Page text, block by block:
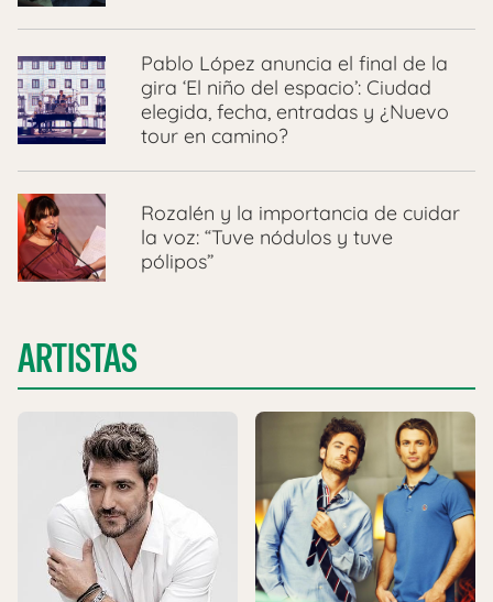
Pablo López anuncia el final de la
gira ‘El niño del espacio’: Ciudad
elegida, fecha, entradas y ¿Nuevo
tour en camino?
Rozalén y la importancia de cuidar
la voz: “Tuve nódulos y tuve
pólipos”
ARTISTAS